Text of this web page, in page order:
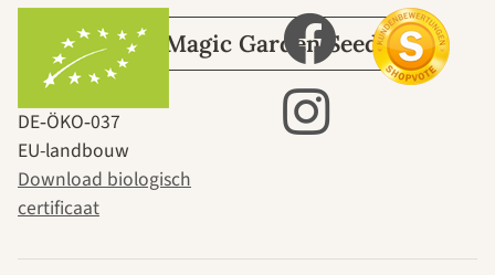
Over Magic Garden Seeds
DE‑ÖKO‑037
EU-landbouw
Download biologisch
certificaat